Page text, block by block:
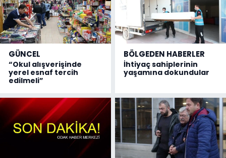
GÜNCEL
“Okul alışverişinde
yerel esnaf tercih
edilmeli”
BÖLGEDEN HABERLER
İhtiyaç sahiplerinin
yaşamına dokundular